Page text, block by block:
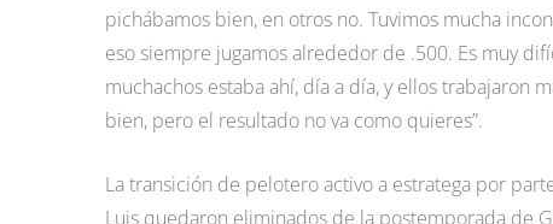
pichábamos bien, en otros no. Tuvimos mucha
eso siempre jugamos alrededor de .500. Es muy
muchachos estaba ahí, día a día, y ellos trabajaron
bien, pero el resultado no va como quieres”.
La transición de pelotero activo a estratega por
Luis quedaron eliminados de la postemporada de